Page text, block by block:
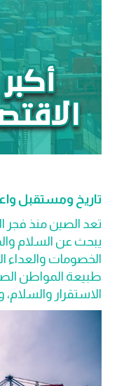
تاريخ ومستقبل
تعد الصين منذ فجر
يبحث عن السلام
الخصومات
طبيعة المواطن
الاستقرار